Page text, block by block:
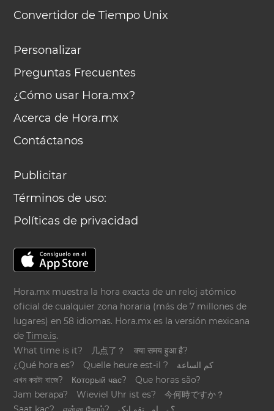
Convertidor de Tiempo Unix
Personalizar
Preguntas Frecuentes
¿Cómo usar Hora.mx?
Acerca de Hora.mx
Contáctanos
Publicitar
Términos de uso:
Políticas de privacidad
Hora.mx muestra la hora exacta de un reloj atómico
oficial de cualquier zona horaria (más de 7 millones de
lugares) en 58 idiomas. Hora.mx es la versión mexicana
deTime.is.
What time is it?
几点了？
क्या समय हुआ है?
¿Qué hora es?
Quelle heure est-il ?
كم الساعة
এখন কয়টা বাজে?
Который час?
Que horas são?
Jam berapa?
Wieviel Uhr ist es?
今何時ですか？